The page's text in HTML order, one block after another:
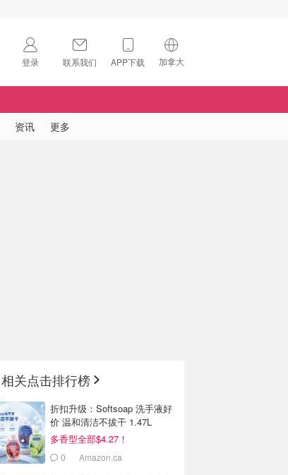
登录 联系我们 APP下载 加拿大
🇺🇸
资讯 更多
相关点击排行榜
折扣升级：Softsoap 洗手液好
价 温和清洁不拔干 1.47L
多香型全部$4.27！
0 Amazon.ca